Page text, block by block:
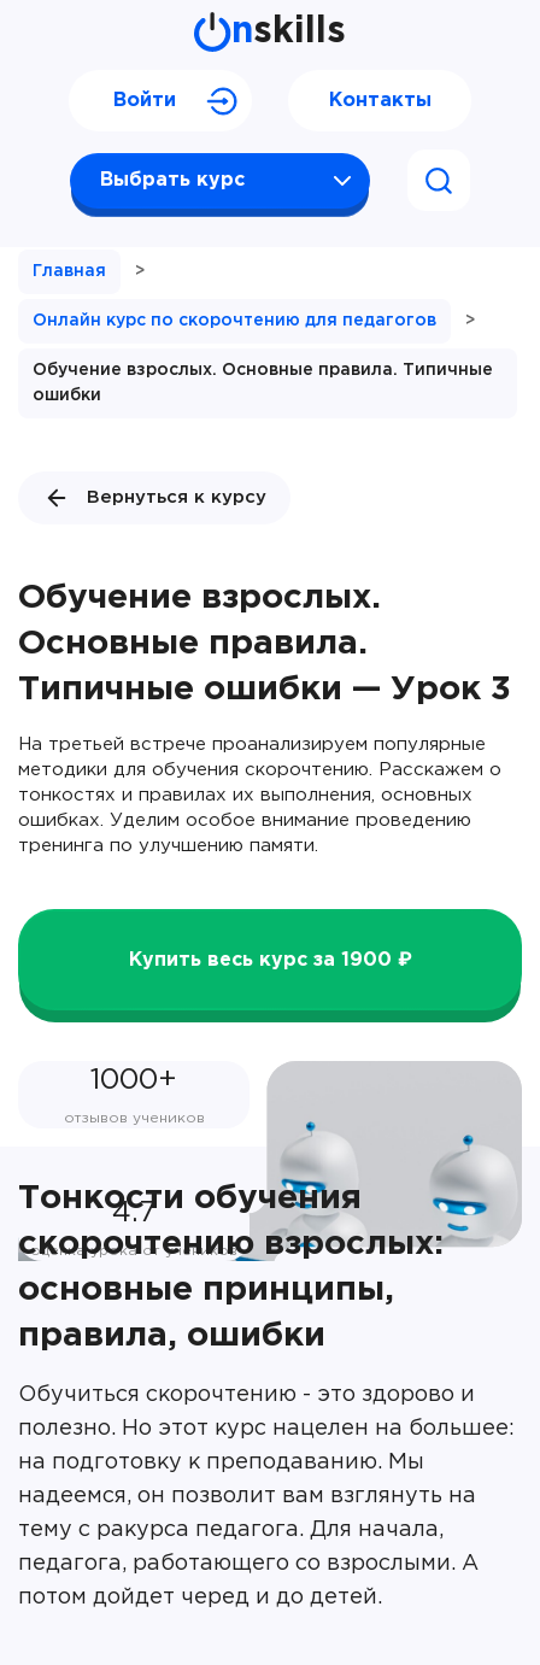
nskills
Выбрать курс
Войти Контакты
Главная >
Онлайн курс по скорочтению для педагогов >
Обучение взрослых. Основные правила. Типичные
ошибки
Вернуться к курсу
Обучение взрослых.
Основные правила.
Типичные ошибки — Урок 3
На третьей встрече проанализируем популярные
методики для обучения скорочтению. Расскажем о
тонкостях и правилах их выполнения, основных
ошибках. Уделим особое внимание проведению
тренинга по улучшению памяти.
Купить весь курс за 1900 ₽
1000+
отзывов учеников
4.7
оценка урока от учеников
Тонкости обучения
скорочтению взрослых:
основные принципы,
правила, ошибки
Обучиться скорочтению - это здорово и
полезно. Но этот курс нацелен на большее:
на подготовку к преподаванию. Мы
надеемся, он позволит вам взглянуть на
тему с ракурса педагога. Для начала,
педагога, работающего со взрослыми. А
потом дойдет черед и до детей.